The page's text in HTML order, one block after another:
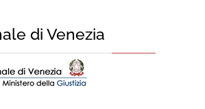
di Venezia